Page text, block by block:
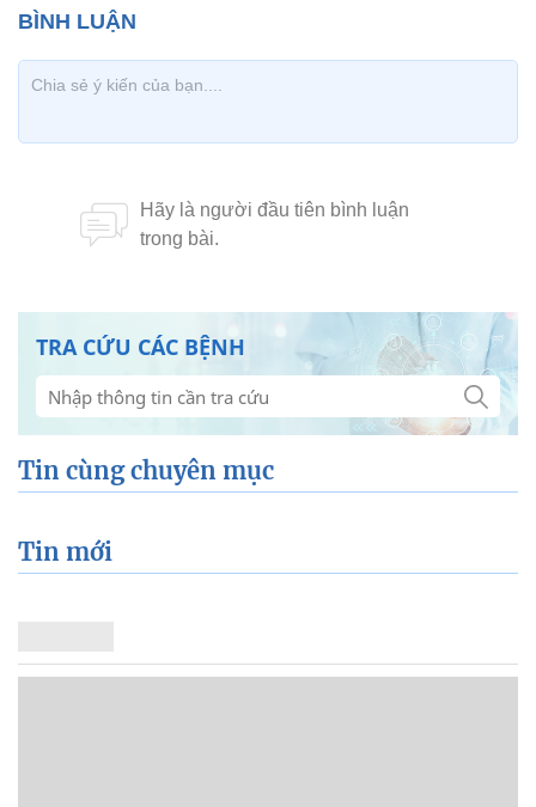
TRA CỨU CÁC BỆNH
Tin cùng chuyên mục
Tin mới